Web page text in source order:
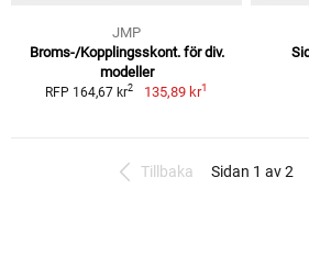
JMP
Broms-/Kopplingsskont. för div.
modeller
RFP 164,67 kr2 135,89 kr1
Tillbaka Sidan 1 av 2